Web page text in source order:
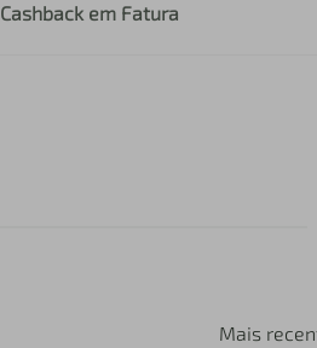
Cashback em Fatura
Mais